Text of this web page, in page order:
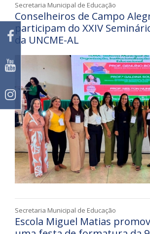
Secretaria Municipal de Educação
Conselheiros de Campo
participam do XXIV
da UNCME-AL
Secretaria Municipal de Educação
Escola Miguel Matias